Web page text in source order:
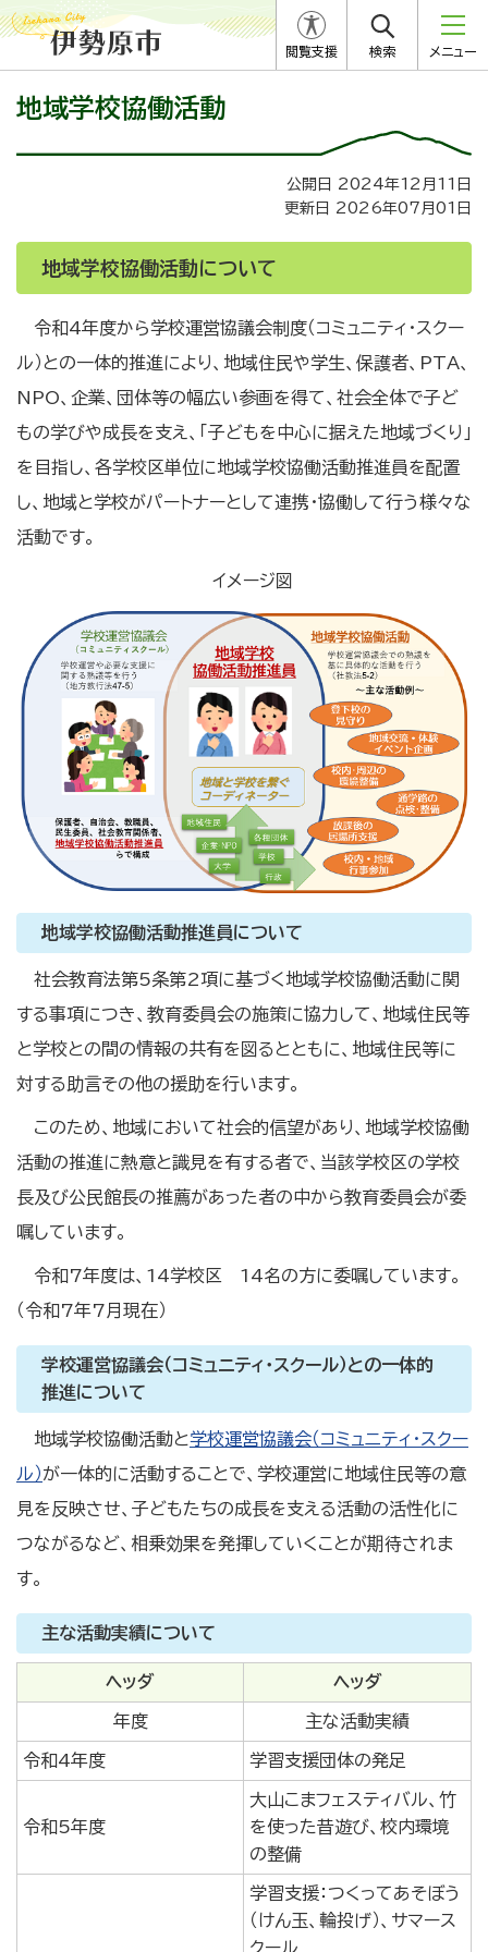
閲覧支援 検索 メニュー
地域学校協働活動
公開日 2024年12月11日
更新日 2026年07月01日
地域学校協働活動について
令和4年度から学校運営協議会制度（コミュニティ・スクー
ル）との一体的推進により、地域住民や学生、保護者、PTA、
NPO、企業、団体等の幅広い参画を得て、社会全体で子ど
もの学びや成長を支え、「子どもを中心に据えた地域づくり」
を目指し、各学校区単位に地域学校協働活動推進員を配置
し、地域と学校がパートナーとして連携・協働して行う様々な
活動です。
イメージ図
地域学校協働活動推進員について
社会教育法第5条第2項に基づく地域学校協働活動に関
する事項につき、教育委員会の施策に協力して、地域住民等
と学校との間の情報の共有を図るとともに、地域住民等に
対する助言その他の援助を行います。
このため、地域において社会的信望があり、地域学校協働
活動の推進に熱意と識見を有する者で、当該学校区の学校
長及び公民館長の推薦があった者の中から教育委員会が委
嘱しています。
令和7年度は、14学校区 14名の方に委嘱しています。
（令和7年7月現在）
学校運営協議会（コミュニティ・スクール）との一体的
推進について
地域学校協働活動と学校運営協議会（コミュニティ・スクー
ル）が一体的に活動することで、学校運営に地域住民等の意
見を反映させ、子どもたちの成長を支える活動の活性化に
つながるなど、相乗効果を発揮していくことが期待されま
す。
主な活動実績について
ヘッダ ヘッダ
年度 主な活動実績
令和4年度 学習支援団体の発足
令和5年度
大山こまフェスティバル、竹
を使った昔遊び、校内環境
の整備
学習支援：つくってあそぼう
（けん玉、輪投げ）、サマース
クール